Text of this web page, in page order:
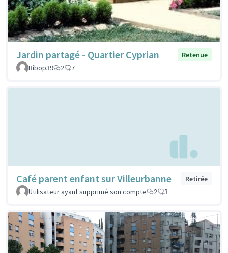
Jardin partagé - Quartier Cyprian
Retenue
Bibop39
2 7
Café parent enfant sur Villeurbanne
Retirée
Utilisateur ayant supprimé son compte
2 3